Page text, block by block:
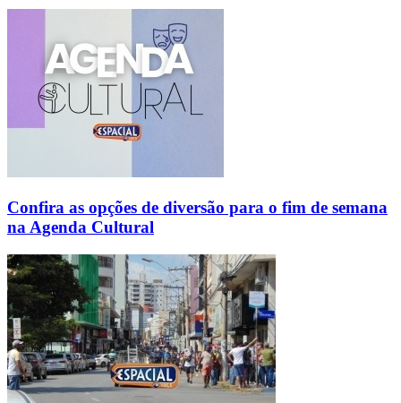
Confira as opções de diversão para o fim de semana
na Agenda Cultural